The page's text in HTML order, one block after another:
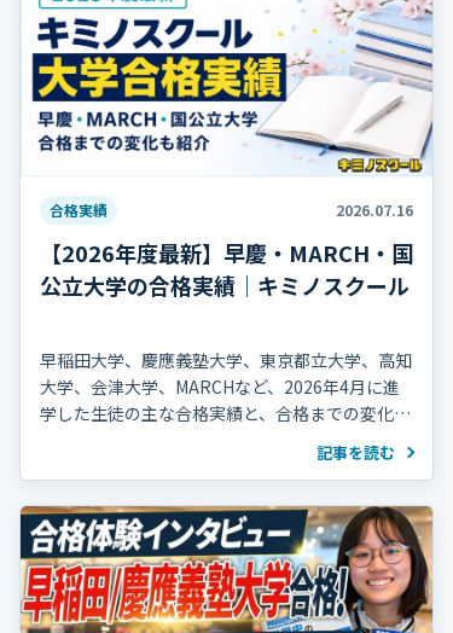
合格実績 2026.07.16
【2026年度最新】早慶・MARCH・国
公立大学の合格実績｜キミノスクール
早稲田大学、慶應義塾大学、東京都立大学、高知
大学、会津大学、MARCHなど、2026年4月に進
学した生徒の主な合格実績と、合格までの変化を
記事を読む